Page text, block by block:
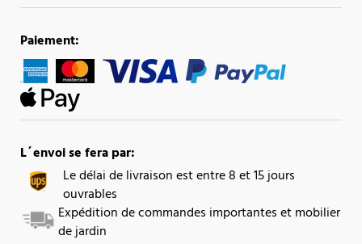
Paiement:
L´envoi se fera par:
Le délai de livraison est entre 8 et 15 jours
ouvrables
Expédition de commandes importantes et mobilier
de jardin